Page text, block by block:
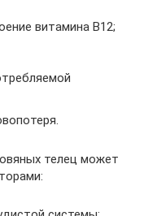
витамина В12;
телец может